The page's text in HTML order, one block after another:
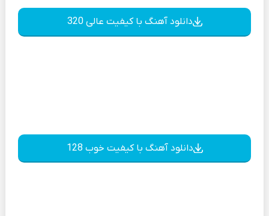
دانلود آهنگ با کیفیت عالی 320
دانلود آهنگ با کیفیت خوب 128